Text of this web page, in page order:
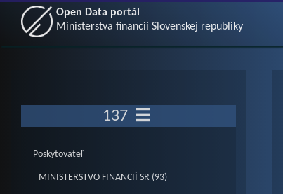
Open Data portál
Ministerstva financií Slovenskej republiky
137
Poskytovateľ
MINISTERSTVO FINANCIÍ SR (93)